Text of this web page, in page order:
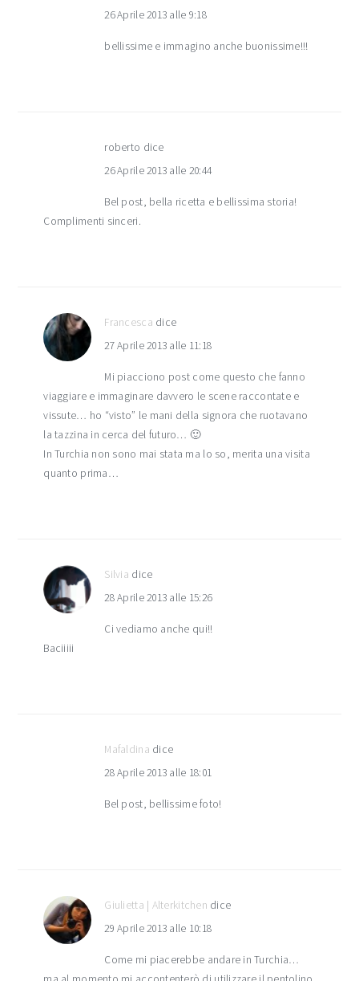
26 Aprile 2013 alle 9:18
bellissime e immagino anche buonissime!!!
roberto dice
26 Aprile 2013 alle 20:44
Bel post, bella ricetta e bellissima storia!
Complimenti sinceri.
Francesca dice
27 Aprile 2013 alle 11:18
Mi piacciono post come questo che fanno
viaggiare e immaginare davvero le scene raccontate e
vissute… ho “visto” le mani della signora che ruotavano
la tazzina in cerca del futuro… 🙂
In Turchia non sono mai stata ma lo so, merita una visita
quanto prima…
Silvia dice
28 Aprile 2013 alle 15:26
Ci vediamo anche qui!!
Baciiiii
Mafaldina dice
28 Aprile 2013 alle 18:01
Bel post, bellissime foto!
Giulietta | Alterkitchen dice
29 Aprile 2013 alle 10:18
Come mi piacerebbe andare in Turchia…